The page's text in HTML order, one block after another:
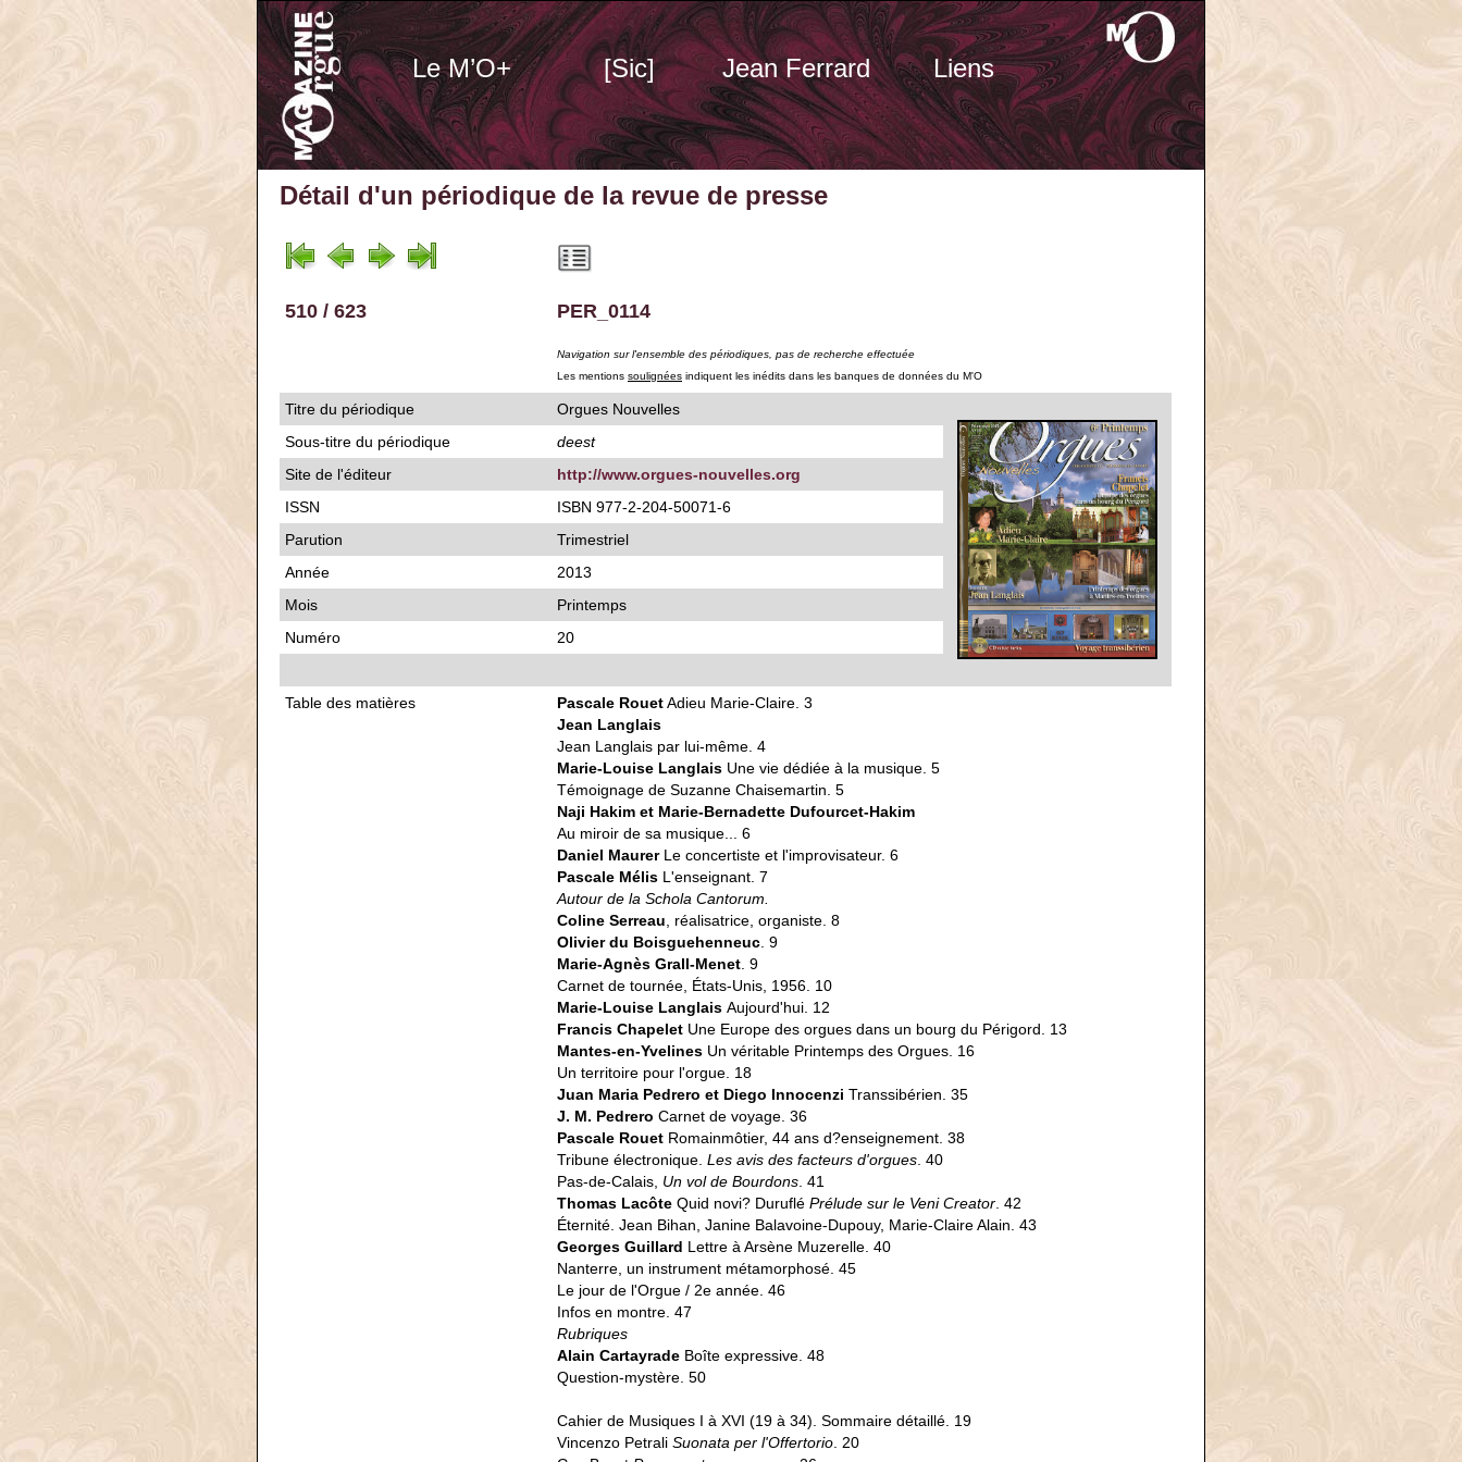
Le M’O+ [Sic] Jean Ferrard Liens
Détail d'un périodique de la revue de presse
510 / 623 PER_0114
Navigation sur l'ensemble des périodiques, pas de recherche effectuée
Les mentions soulignées indiquent les inédits dans les banques de données du M'O
Titre du périodique
Orgues Nouvelles
Sous-titre du périodique
deest
Site de l'éditeur
http://www.orgues-nouvelles.org
ISSN
ISBN 977-2-204-50071-6
Parution
Trimestriel
Année
2013
Mois
Printemps
Numéro
20
Table des matières Pascale RouetAdieu Marie-Claire. 3
Jean Langlais
Jean Langlais par lui-même. 4
Marie-Louise Langlais Une vie dédiée à la musique. 5
Témoignage de Suzanne Chaisemartin. 5
Naji Hakim et Marie-Bernadette Dufourcet-Hakim
Au miroir de sa musique... 6
Daniel MaurerLe concertiste et l'improvisateur. 6
Pascale Mélis L'enseignant. 7
Autour de la Schola Cantorum.
Coline Serreau , réalisatrice, organiste. 8
Olivier du Boisguehenneuc . 9
Marie-Agnès Grall-Menet . 9
Carnet de tournée, États-Unis, 1956. 10
Marie-Louise Langlais Aujourd'hui. 12
Francis Chapelet Une Europe des orgues dans un bourg du Périgord. 13
Mantes-en-Yvelines Un véritable Printemps des Orgues. 16
Un territoire pour l'orgue. 18
Juan Maria Pedrero et Diego Innocenzi Transsibérien. 35
J. M. Pedrero Carnet de voyage. 36
Pascale Rouet Romainmôtier, 44 ans d?enseignement. 38
Tribune électronique. Les avis des facteurs d'orgues . 40
Pas-de-Calais, Un vol de Bourdons . 41
Thomas Lacôte Quid novi? Duruflé Prélude sur le Veni Creator . 42
Éternité. Jean Bihan, Janine Balavoine-Dupouy, Marie-Claire Alain. 43
Georges Guillard Lettre à Arsène Muzerelle. 40
Nanterre, un instrument métamorphosé. 45
Le jour de l'Orgue / 2e année. 46
Infos en montre. 47
Rubriques
Alain Cartayrade Boîte expressive. 48
Question-mystère. 50
Cahier de Musiques I à XVI (19 à 34). Sommaire détaillé. 19
Vincenzo Petrali Suonata per l'Offertorio . 20